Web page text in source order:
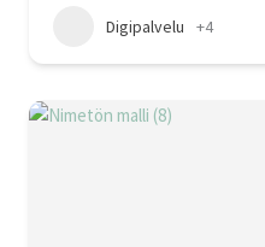
Digipalvelu +4